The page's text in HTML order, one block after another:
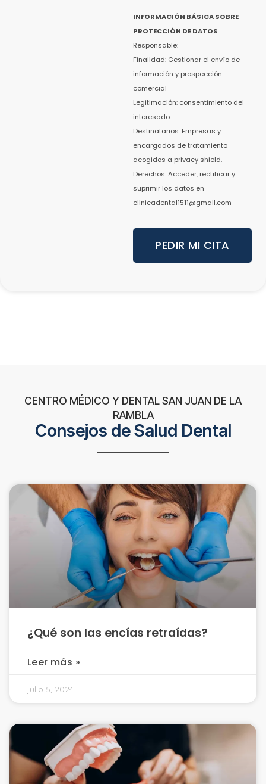
INFORMACIÓN BÁSICA SOBRE
PROTECCIÓN DE DATOS
Responsable:
Finalidad: Gestionar el envío de
información y prospección
comercial
Legitimación: consentimiento del
interesado
Destinatarios: Empresas y
encargados de tratamiento
acogidos a privacy shield.
Derechos: Acceder, rectificar y
suprimir los datos en
clinicadental1511@gmail.com
PEDIR MI CITA
CENTRO MÉDICO Y DENTAL SAN JUAN DE LA
RAMBLA
Consejos de Salud Dental
¿Qué son las encías retraídas?
Leer más »
julio 5, 2024